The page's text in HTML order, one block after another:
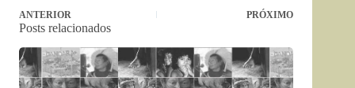
ANTERIOR PRÓXIMO
Posts relacionados